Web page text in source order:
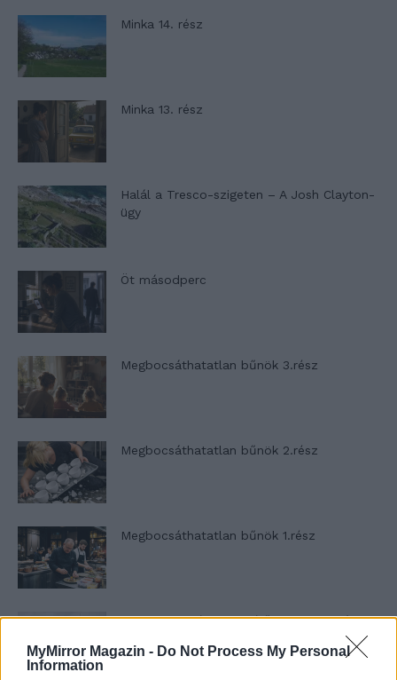
MyMirror Magazin - Do Not Process My Personal
Information
Minka 14. rész
Minka 13. rész
Halál a Tresco-szigeten – A Josh Clayton-
ügy
Öt másodperc
Megbocsáthatatlan bűnök 3.rész
Megbocsáthatatlan bűnök 2.rész
Megbocsáthatatlan bűnök 1.rész
Szent Genovéva, a túlélő Franciaország